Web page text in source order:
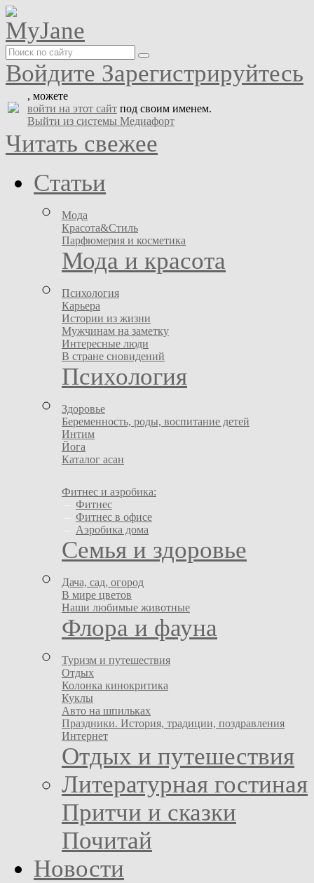
Войдите Зарегистрируйтесь
, можете
войти на этот сайт под своим именем.
Выйти из системы Медиафорт
Читать свежее
Статьи
Мода
Красота&Стиль
Парфюмерия и косметика
Мода и красота
Психология
Карьера
Истории из жизни
Мужчинам на заметку
Интересные люди
В стране сновидений
Психология
Здоровье
Беременность, роды, воспитание детей
Интим
Йога
Каталог асан
Фитнес и аэробика:
Фитнес
Фитнес в офисе
Аэробика дома
Семья и здоровье
Дача, сад, огород
В мире цветов
Наши любимые животные
Флора и фауна
Туризм и путешествия
Отдых
Колонка кинокритика
Куклы
Авто на шпильках
Праздники. История, традиции, поздравления
Интернет
Отдых и путешествия
Литературная гостиная
Притчи и сказки
Почитай
Новости